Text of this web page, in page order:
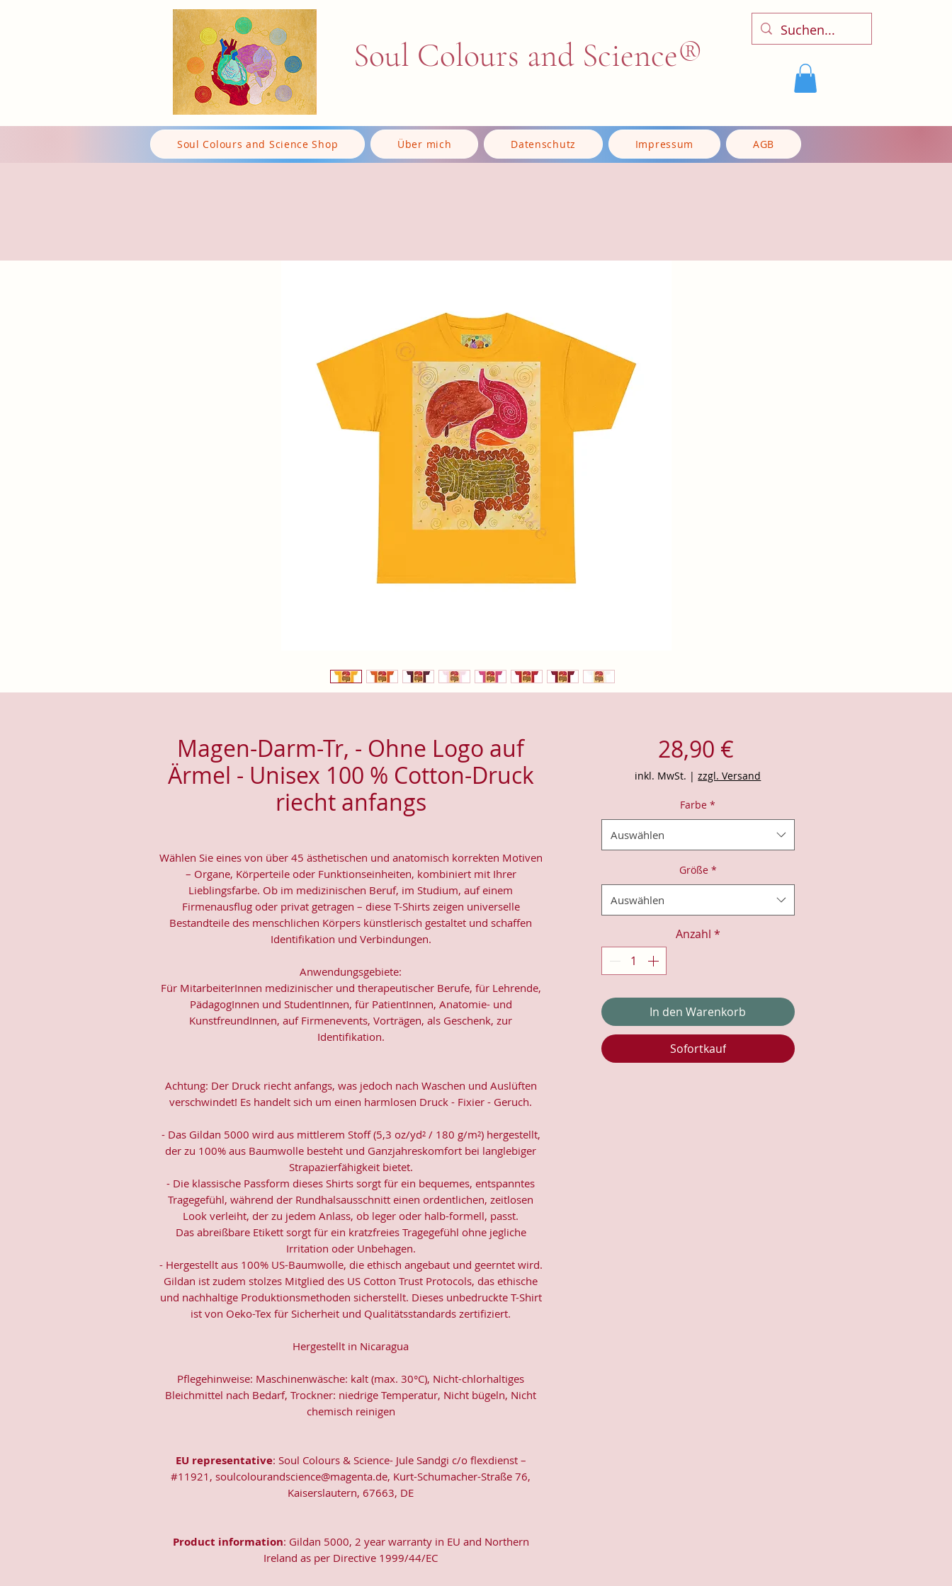
Soul Colours and Science®
Soul Colours and Science Shop Über mich Datenschutz Impressum AGB
Magen-Darm-Tr, - Ohne Logo auf
Ärmel - Unisex 100 % Cotton-Druck
riecht anfangs
Wählen Sie eines von über 45 ästhetischen und anatomisch korrekten Motiven
– Organe, Körperteile oder Funktionseinheiten, kombiniert mit Ihrer
Lieblingsfarbe. Ob im medizinischen Beruf, im Studium, auf einem
Firmenausflug oder privat getragen – diese T-Shirts zeigen universelle
Bestandteile des menschlichen Körpers künstlerisch gestaltet und schaffen
Identifikation und Verbindungen.
Anwendungsgebiete:
Für MitarbeiterInnen medizinischer und therapeutischer Berufe, für Lehrende,
PädagogInnen und StudentInnen, für PatientInnen, Anatomie- und
KunstfreundInnen, auf Firmenevents, Vorträgen, als Geschenk, zur
Identifikation.
Achtung: Der Druck riecht anfangs, was jedoch nach Waschen und Auslüften
verschwindet! Es handelt sich um einen harmlosen Druck - Fixier - Geruch.
- Das Gildan 5000 wird aus mittlerem Stoff (5,3 oz/yd² / 180 g/m²) hergestellt,
der zu 100% aus Baumwolle besteht und Ganzjahreskomfort bei langlebiger
Strapazierfähigkeit bietet.
- Die klassische Passform dieses Shirts sorgt für ein bequemes, entspanntes
Tragegefühl, während der Rundhalsausschnitt einen ordentlichen, zeitlosen
Look verleiht, der zu jedem Anlass, ob leger oder halb-formell, passt.
Das abreißbare Etikett sorgt für ein kratzfreies Tragegefühl ohne jegliche
Irritation oder Unbehagen.
- Hergestellt aus 100% US-Baumwolle, die ethisch angebaut und geerntet wird.
Gildan ist zudem stolzes Mitglied des US Cotton Trust Protocols, das ethische
und nachhaltige Produktionsmethoden sicherstellt. Dieses unbedruckte T-Shirt
ist von Oeko-Tex für Sicherheit und Qualitätsstandards zertifiziert.
Hergestellt in Nicaragua
Pflegehinweise: Maschinenwäsche: kalt (max. 30°C), Nicht-chlorhaltiges
Bleichmittel nach Bedarf, Trockner: niedrige Temperatur, Nicht bügeln, Nicht
chemisch reinigen
EU representative: Soul Colours & Science- Jule Sandgi c/o flexdienst –
#11921, soulcolourandscience@magenta.de, Kurt-Schumacher-Straße 76,
Kaiserslautern, 67663, DE
Product information: Gildan 5000, 2 year warranty in EU and Northern
Ireland as per Directive 1999/44/EC
28,90 €
inkl. MwSt. |zzgl. Versand
Farbe *
Auswählen
Größe *
Auswählen
Anzahl *
In den Warenkorb
Sofortkauf